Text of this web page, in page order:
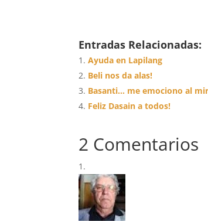
Entradas Relacionadas:
Ayuda en Lapilang
Beli nos da alas!
Basanti… me emociono al
Feliz Dasain a todos!
2 Comentarios